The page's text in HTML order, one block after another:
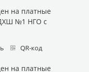
на платные
№1 НГО с
QR-код
на платные